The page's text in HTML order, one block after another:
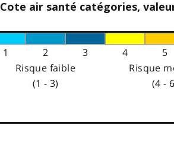
Cote air santé catégories,
1 2 3 4 5
Risque faible
(1 - 3)
Risque
(4 -